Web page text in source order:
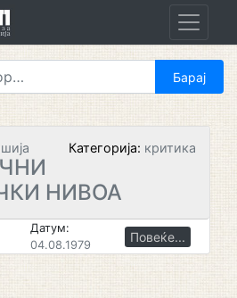
Категорија: критика
НИВОА
Датум:
04.08.1979
Повеќе...